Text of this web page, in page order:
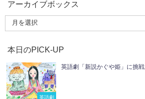
アーカイブボックス
本日のPICK-UP
英語劇
英語劇「新説かぐや姫」に挑戦